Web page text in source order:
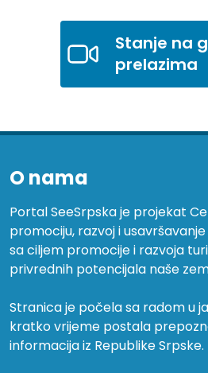
Stanje na
prelazima
O nama
Portal SeeSrpska je projekat
promociju, razvoj i usavršavanje
sa ciljem promocije i razvoja
privrednih potencijala naše
Stranica je počela sa radom u
kratko vrijeme postala
informacija iz Republike Srpske.